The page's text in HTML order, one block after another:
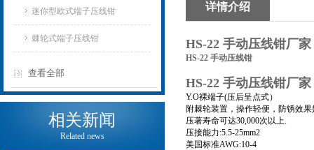
迷你型欧式端子压线钳
棘轮式端子压线钳
查看全部
相关新闻
Related news
详情介绍
HS-22 手动压线钳厂家
HS-22 手动压线钳
HS-22 手动压线钳厂家
Y.O裸端子(压后呈点式）
附棘轮装置，操作轻便，防锈效果
压著寿命可达30,000次以上.
压接能力:5.5-25mm2
美国标准AWG:10-4